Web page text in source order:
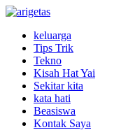
keluarga
Tips Trik
Tekno
Kisah Hat Yai
Sekitar kita
kata hati
Beasiswa
Kontak Saya